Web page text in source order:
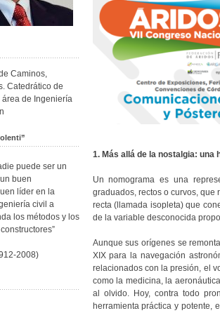
1. Más allá de la nostalgia:
Un nomograma es una
graduados, rectos o curvos,
recta (llamada isopleta) que
de la variable desconocida
Aunque sus orígenes se
XIX para la navegación
relacionados con la presión, el
como la medicina, la
al olvido. Hoy, contra todo
herramienta práctica y potente,
Caminos,
Catedrático de
de Ingeniería
puede ser un
buen
líder en la
civil a
los métodos y los
2008)